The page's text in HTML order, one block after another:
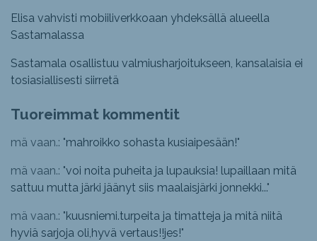
Elisa vahvisti mobiiliverkkoaan yhdeksällä alueella
Sastamalassa
Sastamala osallistuu valmiusharjoitukseen, kansalaisia ei
tosiasiallisesti siirretä
Tuoreimmat kommentit
mä vaan.: "mahroikko sohasta kusiaipesään!"
mä vaan.: "voi noita puheita ja lupauksia! lupaillaan mitä
sattuu mutta järki jäänyt siis maalaisjärki jonnekki..."
mä vaan.: "kuusniemi.turpeita ja timatteja ja mitä niitä
hyviä sarjoja oli,hyvä vertaus!!jes!"